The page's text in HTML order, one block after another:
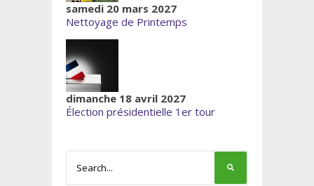
samedi 20 mars 2027
Nettoyage de Printemps
dimanche 18 avril 2027
Élection présidentielle 1er tour